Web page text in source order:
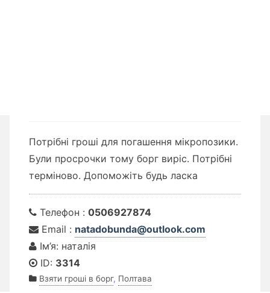
Потрібні гроші для погашення мікропозики.
Були просрочки тому борг виріс. Потрібні
терміново. Допоможіть будь ласка
Телефон : 0506927874
Email : natadobunda@outlook.com
Ім’я: наталія
ID: 3314
Взяти гроші в борг, Полтава